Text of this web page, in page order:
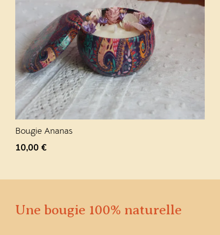
Bougie Ananas
10,00€
Une bougie 100% naturelle